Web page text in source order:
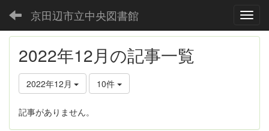
京田辺市立中央図書館
2022年12月の記事一覧
2022年12月 10件
記事がありません。